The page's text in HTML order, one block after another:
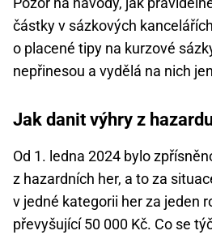
částky v sázkových
o placené tipy na kurzové
nepřinesou a vydělá na nich
Jak danit výhry z
Od 1. ledna 2024 bylo
z hazardních her, a to za
v jedné kategorii her za jeden
převyšující 50 000 Kč. Co se